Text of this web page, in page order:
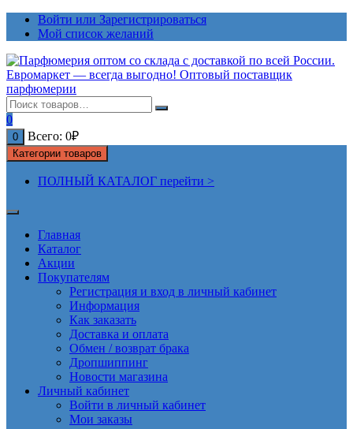
ПерейтиВойти или Зарегистрироваться
Мой список желаний
0
0 Всего: 0₽
Категории товаров
ПОЛНЫЙ КАТАЛОГ перейти >
Главная
Каталог
Акции
Покупателям
Регистрация и вход в личный кабинет
Информация
Как заказать
Доставка и оплата
Обмен / возврат брака
Дропшиппинг
Новости магазина
Личный кабинет
Войти в личный кабинет
Мои заказы